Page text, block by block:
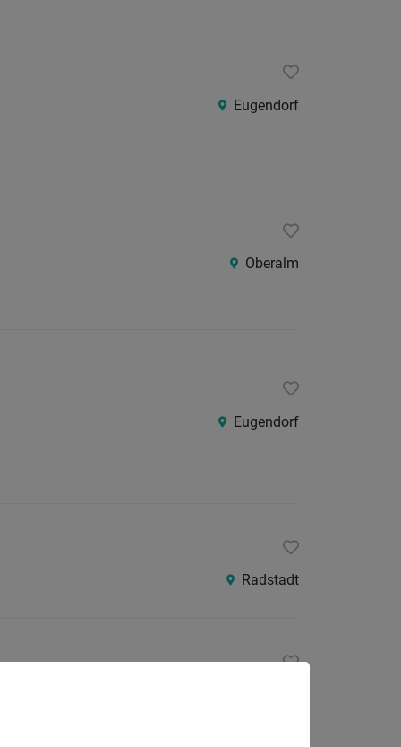
Eugendorf
Oberalm
Eugendorf
Radstadt